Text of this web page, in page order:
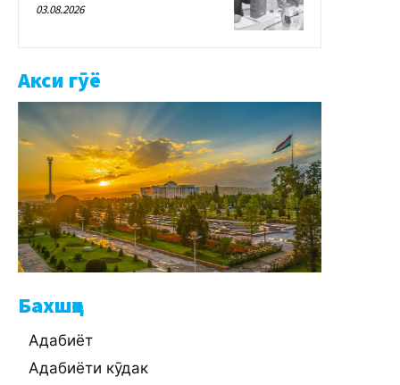
03.08.2026
Акси гӯё
Бахшҳо
Адабиёт
Адабиёти кӯдак